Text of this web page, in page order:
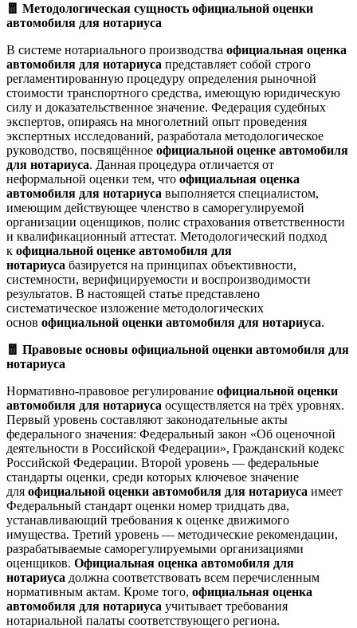
🧧 Методологическая сущность официальной оценки
автомобиля для нотариуса
В системе нотариального производства официальная оценка
автомобиля для нотариуса представляет собой строго
регламентированную процедуру определения рыночной
стоимости транспортного средства, имеющую юридическую
силу и доказательственное значение. Федерация судебных
экспертов, опираясь на многолетний опыт проведения
экспертных исследований, разработала методологическое
руководство, посвящённое официальной оценке автомобиля
для нотариуса. Данная процедура отличается от
неформальной оценки тем, что официальная оценка
автомобиля для нотариуса выполняется специалистом,
имеющим действующее членство в саморегулируемой
организации оценщиков, полис страхования ответственности
и квалификационный аттестат. Методологический подход
к официальной оценке автомобиля для
нотариуса базируется на принципах объективности,
системности, верифицируемости и воспроизводимости
результатов. В настоящей статье представлено
систематическое изложение методологических
основ официальной оценки автомобиля для нотариуса.
🧧 Правовые основы официальной оценки автомобиля для
нотариуса
Нормативно-правовое регулирование официальной оценки
автомобиля для нотариуса осуществляется на трёх уровнях.
Первый уровень составляют законодательные акты
федерального значения: Федеральный закон «Об оценочной
деятельности в Российской Федерации», Гражданский кодекс
Российской Федерации. Второй уровень — федеральные
стандарты оценки, среди которых ключевое значение
для официальной оценки автомобиля для нотариуса имеет
Федеральный стандарт оценки номер тридцать два,
устанавливающий требования к оценке движимого
имущества. Третий уровень — методические рекомендации,
разрабатываемые саморегулируемыми организациями
оценщиков. Официальная оценка автомобиля для
нотариуса должна соответствовать всем перечисленным
нормативным актам. Кроме того, официальная оценка
автомобиля для нотариуса учитывает требования
нотариальной палаты соответствующего региона.